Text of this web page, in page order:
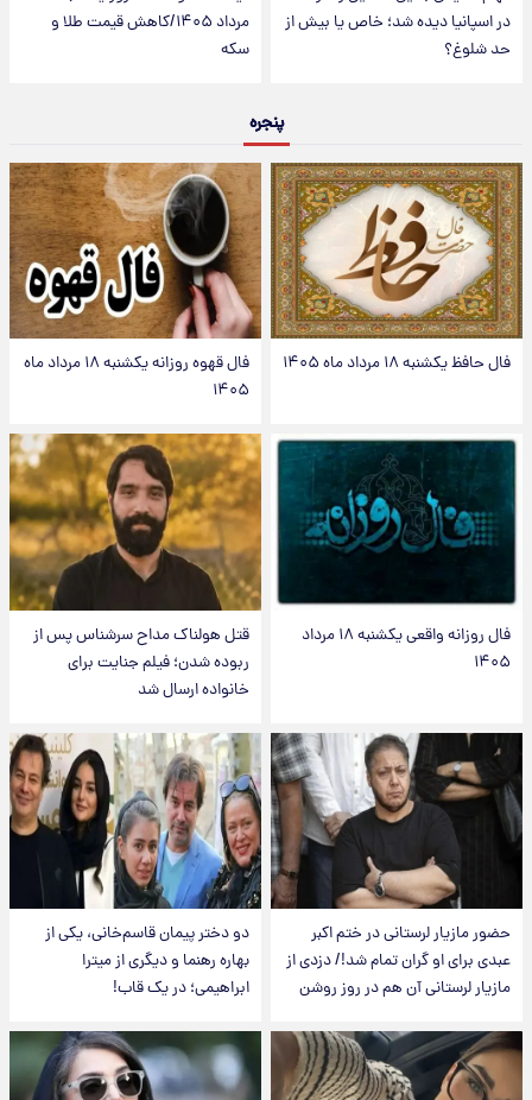
در اسپانیا دیده شد؛ خاص یا بیش از
حد شلوغ؟
مرداد ۱۴۰۵/کاهش قیمت طلا و
سکه
پنجره
فال حافظ یکشنبه ۱۸ مرداد ماه ۱۴۰۵
فال قهوه روزانه یکشنبه ۱۸ مرداد ماه
۱۴۰۵
فال روزانه واقعی یکشنبه ۱۸ مرداد
۱۴۰۵
قتل هولناک مداح سرشناس پس از
ربوده شدن؛ فیلم جنایت برای
خانواده ارسال شد
حضور مازیار لرستانی در ختم اکبر
عبدی برای او گران تمام شد!/ دزدی از
مازیار لرستانی آن هم در روز روشن
دو دختر پیمان قاسم‌خانی، یکی از
بهاره رهنما و دیگری از میترا
ابراهیمی؛ در یک قاب!